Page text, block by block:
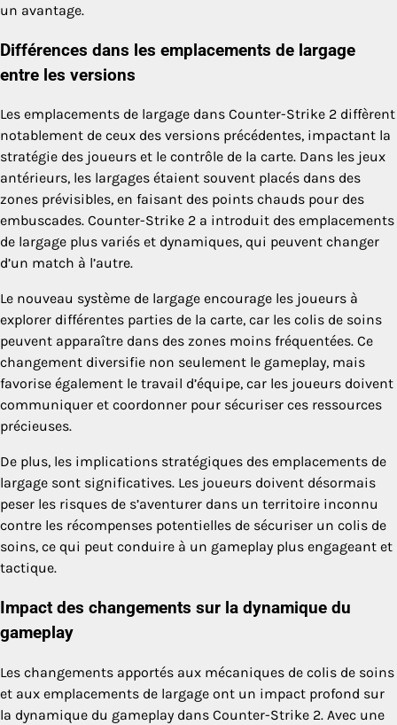
un avantage.
Différences dans les emplacements de largage
entre les versions
Les emplacements de largage dans Counter-Strike 2 diffèrent
notablement de ceux des versions précédentes, impactant la
stratégie des joueurs et le contrôle de la carte. Dans les jeux
antérieurs, les largages étaient souvent placés dans des
zones prévisibles, en faisant des points chauds pour des
embuscades. Counter-Strike 2 a introduit des emplacements
de largage plus variés et dynamiques, qui peuvent changer
d’un match à l’autre.
Le nouveau système de largage encourage les joueurs à
explorer différentes parties de la carte, car les colis de soins
peuvent apparaître dans des zones moins fréquentées. Ce
changement diversifie non seulement le gameplay, mais
favorise également le travail d’équipe, car les joueurs doivent
communiquer et coordonner pour sécuriser ces ressources
précieuses.
De plus, les implications stratégiques des emplacements de
largage sont significatives. Les joueurs doivent désormais
peser les risques de s’aventurer dans un territoire inconnu
contre les récompenses potentielles de sécuriser un colis de
soins, ce qui peut conduire à un gameplay plus engageant et
tactique.
Impact des changements sur la dynamique du
gameplay
Les changements apportés aux mécaniques de colis de soins
et aux emplacements de largage ont un impact profond sur
la dynamique du gameplay dans Counter-Strike 2. Avec une